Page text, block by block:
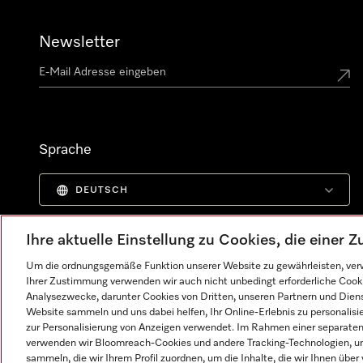
Newsletter
Sprache
DEUTSCH
Ihre aktuelle Einstellung zu Cookies, die einer
Um die ordnungsgemäße Funktion unserer Website zu gewährleisten,
Ihrer Zustimmung verwenden wir auch nicht unbedingt erforderliche
Analysezwecke, darunter Cookies von Dritten, unseren Partnern und
Website sammeln und uns dabei helfen, Ihr Online-Erlebnis zu
zur Personalisierung von Anzeigen verwendet. Im Rahmen einer
verwenden wir Bloomreach-Cookies und andere Tracking-Technologien,
sammeln, die wir Ihrem Profil zuordnen, um die Inhalte, die wir Ihnen